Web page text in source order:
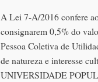
A Lei 7-A/2016 confere
consignarem 0,5% do
Pessoa Coletiva de
de natureza e interesse
UNIVERSIDADE